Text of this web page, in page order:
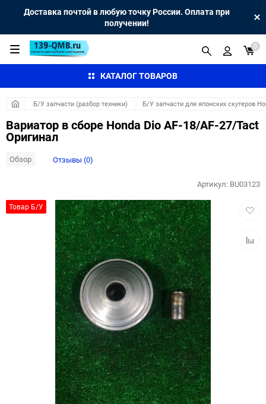
Доставка почтой в любую точку России. Оплата при
получении!
КАТАЛОГ ТОВАРОВ
0
Б/У запчасти (разбор техники) Б/У запчасти для японских скутеров
Вариатор в сборе Honda Dio AF-18/AF-27/Tact
Оригинал
Обзор Отзывы (0)
Товар Б/У
Артикул: BU03123